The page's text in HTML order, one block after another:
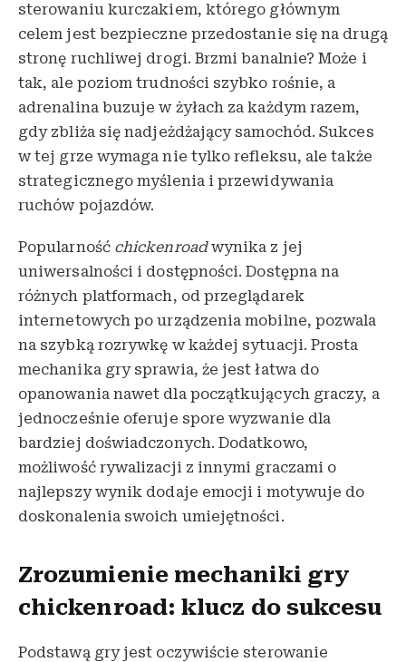
sterowaniu kurczakiem, którego głównym
celem jest bezpieczne przedostanie się na drugą
stronę ruchliwej drogi. Brzmi banalnie? Może i
tak, ale poziom trudności szybko rośnie, a
adrenalina buzuje w żyłach za każdym razem,
gdy zbliża się nadjeżdżający samochód. Sukces
w tej grze wymaga nie tylko refleksu, ale także
strategicznego myślenia i przewidywania
ruchów pojazdów.
Popularność chickenroadwynika z jej
uniwersalności i dostępności. Dostępna na
różnych platformach, od przeglądarek
internetowych po urządzenia mobilne, pozwala
na szybką rozrywkę w każdej sytuacji. Prosta
mechanika gry sprawia, że jest łatwa do
opanowania nawet dla początkujących graczy, a
jednocześnie oferuje spore wyzwanie dla
bardziej doświadczonych. Dodatkowo,
możliwość rywalizacji z innymi graczami o
najlepszy wynik dodaje emocji i motywuje do
doskonalenia swoich umiejętności.
Zrozumienie mechaniki gry
chickenroad: klucz do sukcesu
Podstawą gry jest oczywiście sterowanie